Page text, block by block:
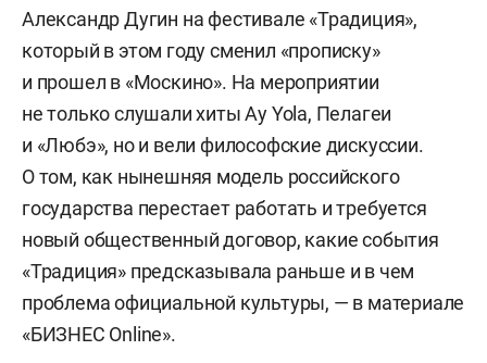
Александр Дугин на фестивале «Традиция»,
который в этом году сменил «прописку»
и прошел в «Москино». На мероприятии
не только слушали хиты Ay Yola, Пелагеи
и «Любэ», но и вели философские дискуссии.
О том, как нынешняя модель российского
государства перестает работать и требуется
новый общественный договор, какие события
«Традиция» предсказывала раньше и в чем
проблема официальной культуры, — в материале
«БИЗНЕС Online».